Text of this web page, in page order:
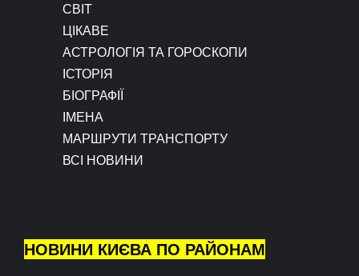
СВІТ
ЦІКАВЕ
АСТРОЛОГІЯ ТА ГОРОСКОПИ
ІСТОРІЯ
БІОГРАФІЇ
ІМЕНА
МАРШРУТИ ТРАНСПОРТУ
ВСІ НОВИНИ
НОВИНИ КИЄВА ПО РАЙОНАМ